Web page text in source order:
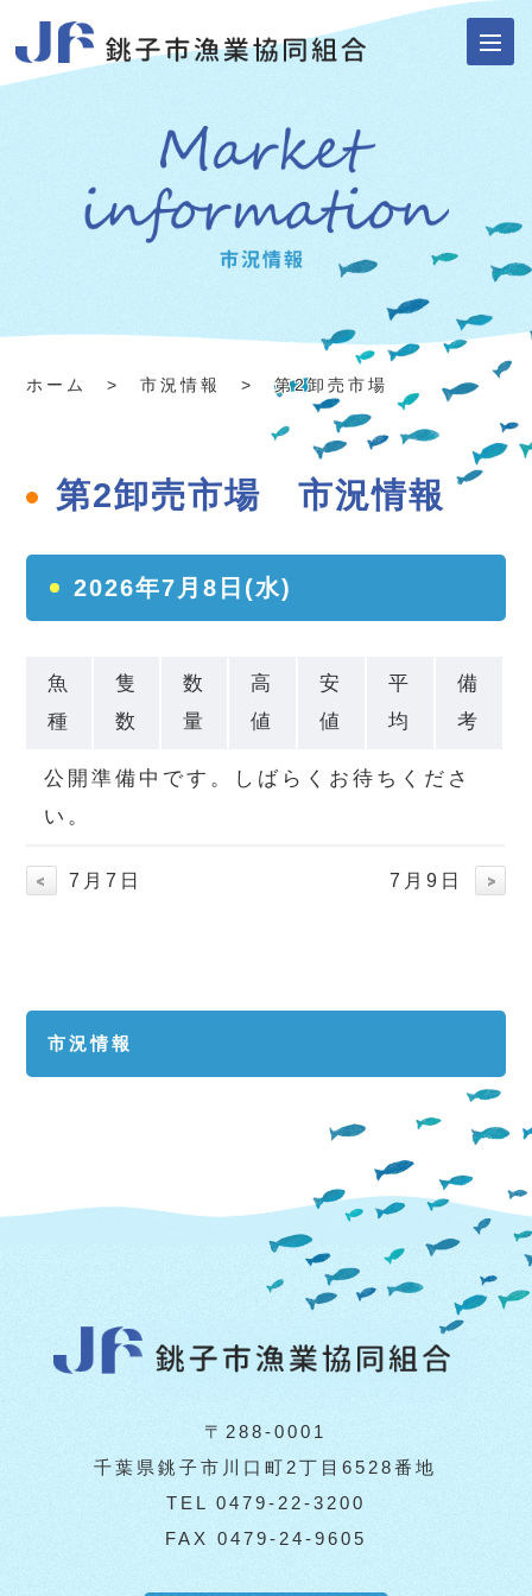
ホーム > 市況情報 > 第2卸売市場
第2卸売市場 市況情報
2026年7月8日(水)
魚
種
隻
数
数
量
高
値
安
値
平
均
備
考
公開準備中です。しばらくお待ちくださ
い。
7月7日 7月9日
市況情報
〒288-0001
千葉県銚子市川口町2丁目6528番地
TEL 0479-22-3200
FAX 0479-24-9605